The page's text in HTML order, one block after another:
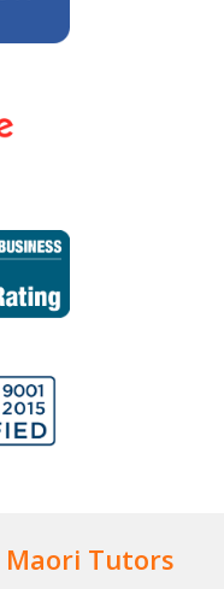
Maori Tutors